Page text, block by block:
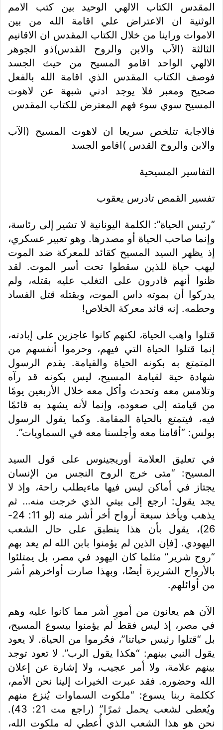
المقدس الكتاب الالهي الوحيد بين كتب الامم
الوثنية ان الاعتراض علي اقامة الله من بين
الاموات وراينا من خلال الكتاب المقدس ان الاقانيم
الثالثة (الآب والابن والروح القدس)ذو الجوهر
الالهي الواحد اقامو المسيح من حيث الجسد
فوصف الكتاب المقدس الذي اقامة الله بالفعل
صحيح ومعبر فلا يوجد ادني شبهة عن لاهوت
المسيح سوي سوء فهم المعترض للكتاب المقدس
فالاجابة تتلخص سريعا ان لاهوت المسيح (الآب
والابن والروح القدس )اقامو الجسد
التفاسير المسيحية
تفسير القمص تادرس يعقوب
“رئيس الحياة”: الكلمة اليونانية لا تشير إلى رئاسة،
وإنما صاحب الحياة أو مصدرها. وهو تعبير عسكري،
إذ يظهر السيد المسيح كقائد للمعركة ضد الموت
ليهب حياة للذين سقطوا تحت أسر الموت. لقد
ظنوا أنهم قادرون على التغلب عليه بقتله، ولم
يدركوا أن بموته داس الموت، وبقتله قتل الفساد
وحطمه. إنه قائد معركة الخلاص!
قتلوا واهب الحياة، لكنهم كانوا عاجزين على إبادته،
إنما قتلوا الحياة التي فيهم، وحرموا أنفسهم من
المتمتع به بكونه الحياة والقيامة. يقدم الرسول
شهادة حية لقيامة المسيح، ليس بكونه قد رآه
وتلامس معه وتحدث وأكل معه خلال الأربعين يومًا
من قيامته إلى صعوده، وإنما لأنه يشهد به قائمًا
فيه، فيتمتع بالحياة المقامة. وكما يقول الرسول
بولس: “أقامنا معه وأجلسنا معه في السماويات”.
في تعليق العلامة أوريجينوس على قول السيد
المسيح: “متى خرج الروح النجس من الإنسان
يجتاز في أماكن ليس فيها ماءيطلب راحة، وإذ لا
يجد يقول: ارجع إلى بيتي الذي خرجت منه… ثم
يذهب ويأخذ سبعة أرواح أخر أشر منه (لو 11: 24-
26)، يقول بأن هذا ينطبق على حال الشعب
اليهودي. [فإن الذين لم يؤمنوا بابن الله لم يعد بهم
“روح شرير” مثلما كان اليهود في مصر، بل يمتلئوا
بالأرواح الشريرة أيضًا، وبهذا صارت أواخرهم أشر
من أوائلهم.
الآن هم يعانون من أمورٍ أشر مما كانوا عليه وهم
في مصر، إذ ليس فقط لم يؤمنوا بيسوع المسيح،
بل “قتلوا رئيس حياتنا”، فحُرموا من الحياة. لا يعود
يقول النبي بينهم: “هكذا يقول الرب”. لا تعود توجد
بينهم علامة، ولا أمر عجيب، ولا إشارة عن إعلان
الله وحضوره. فقد عبرت الخيرات إلينا نحن الأمم،
ككلمة ربنا يسوع: “ملكوت السماوات يُنزع منهم
ويُعطى لشعب يحمل ثمرًا” (راجع مت 21: 43).
نحن هو هذا الشعب الذي أُعطي له ملكوت الله،